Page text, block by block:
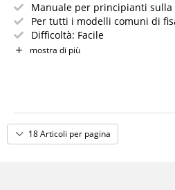
Manuale per principianti sulla
Per tutti i modelli comuni di
Difficoltà: Facile
Brani facili da suonare
mostra di più
18 Articoli per pagina